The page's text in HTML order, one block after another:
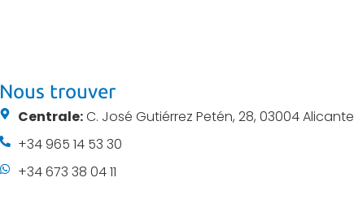
Nous trouver
Centrale:C. José Gutiérrez Petén, 28, 03004 Alicante
+34 965 14 53 30
+34 673 38 04 11